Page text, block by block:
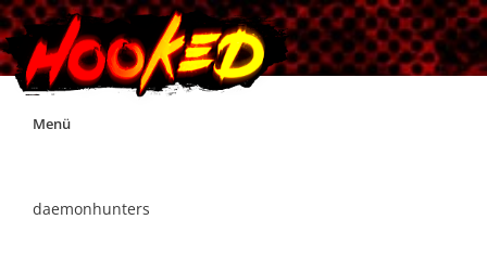
Skip
Menü
daemonhunters